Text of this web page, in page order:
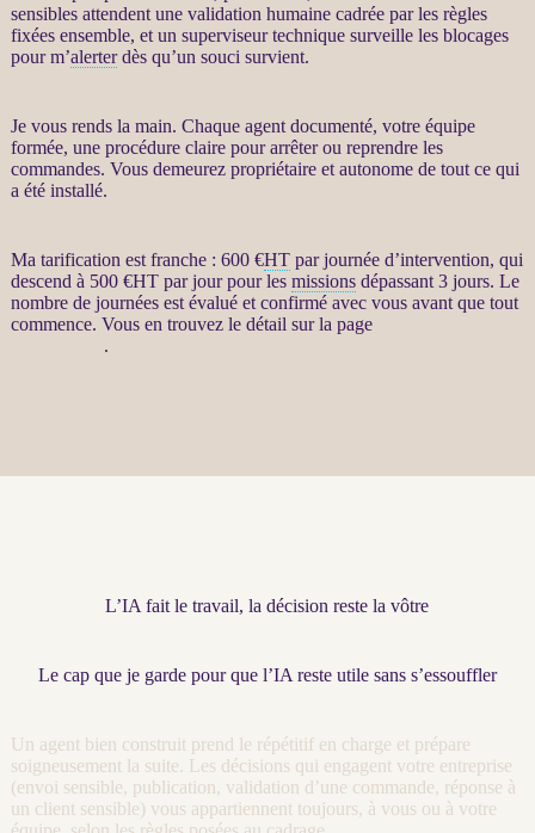
sensibles attendent une validation humaine cadrée par les règles
fixées ensemble, et un superviseur technique surveille les blocages
pour m’alerterdès qu’un souci survient.
Je vous rends la main. Chaque agentdocumenté, votre équipe
formée, une procédure claire pour arrêter ou reprendre les
commandes. Vous demeurez propriétaire et autonome de tout ce qui
a été installé.
Ma tarification est franche : 600 €HTpar journée d’intervention, qui
descend à 500 €HTpar jour pour les missionsdépassant 3 jours. Le
nombre de journées est évalué et confirmé avec vous avant que tout
commence. Vous en trouvez le détail sur la page
.
L’IA fait le travail, la décision reste la vôtre
Le cap que je garde pour que l’IA reste utile sans s’essouffler
Un agent bien construit prend le répétitif en charge et prépare
soigneusement la suite. Les décisions qui engagent votre entreprise
(envoi sensible, publication, validation d’une commande, réponse à
un client sensible) vous appartiennent toujours, à vous ou à votre